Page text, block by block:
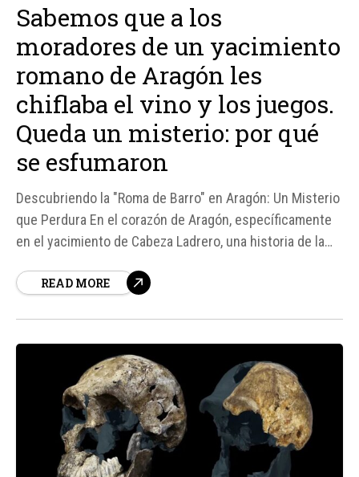
Sabemos que a los
moradores de un yacimiento
romano de Aragón les
chiflaba el vino y los juegos.
Queda un misterio: por qué
se esfumaron
Descubriendo la "Roma de Barro" en Aragón: Un Misterio
que Perdura En el corazón de Aragón, específicamente
en el yacimiento de Cabeza Ladrero, una historia de la
Este lugar, aunque no tan conocido como otros, ha
READ MORE